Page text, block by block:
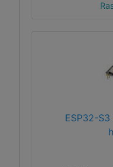
ESP32-